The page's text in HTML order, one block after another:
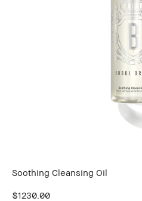
Soothing Cleansing Oil
$1230.00